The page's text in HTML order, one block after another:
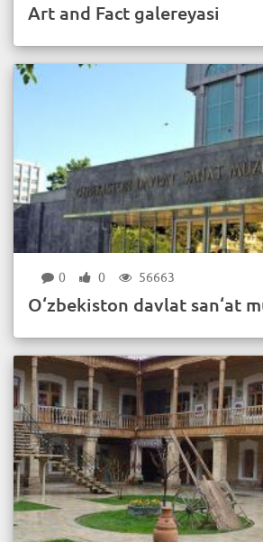
Art and Fact galereyasi
0 0 56663
O‘zbekiston davlat san‘at